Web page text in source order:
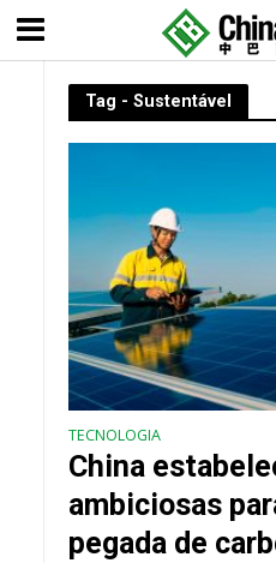
Tag - Sustentável
TECNOLOGIA
China
ambiciosas
pegada de